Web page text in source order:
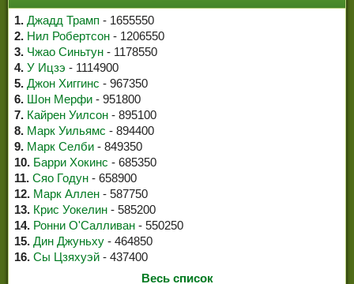
1. Джадд Трамп - 1655550
2. Нил Робертсон - 1206550
3. Чжао Синьтун - 1178550
4. У Ицзэ - 1114900
5. Джон Хиггинс - 967350
6. Шон Мерфи - 951800
7. Кайрен Уилсон - 895100
8. Марк Уильямс - 894400
9. Марк Селби - 849350
10. Барри Хокинс - 685350
11. Сяо Годун - 658900
12. Марк Аллен - 587750
13. Крис Уокелин - 585200
14. Ронни О'Салливан - 550250
15. Дин Джуньху - 464850
16. Сы Цзяхуэй - 437400
Весь список